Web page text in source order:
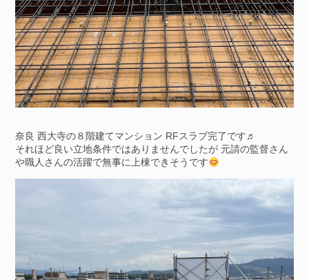
奈良 西大寺の８階建てマンション RFスラブ完了です♬
それほど良い立地条件ではありませんでしたが 元請の監督さん
や職人さんの活躍で無事に上棟できそうです